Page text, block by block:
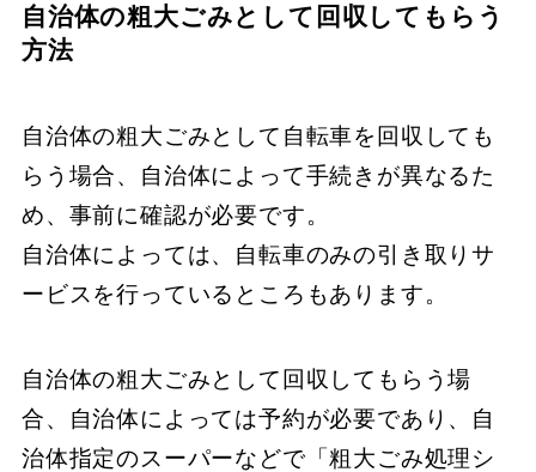
自治体の粗大ごみとして回収してもらう
方法
自治体の粗大ごみとして自転車を回収しても
らう場合、​自治体によって手続きが異なるた
め、​事前に確認が必要です。
自治体によっては、​自転車のみの引き取りサ
ービスを行っているところもあります。
​自治体の粗大ごみとして回収してもらう場
合、​自治体によっては予約が必要であり、​自
治体指定のスーパーなどで「粗大ごみ処理シ